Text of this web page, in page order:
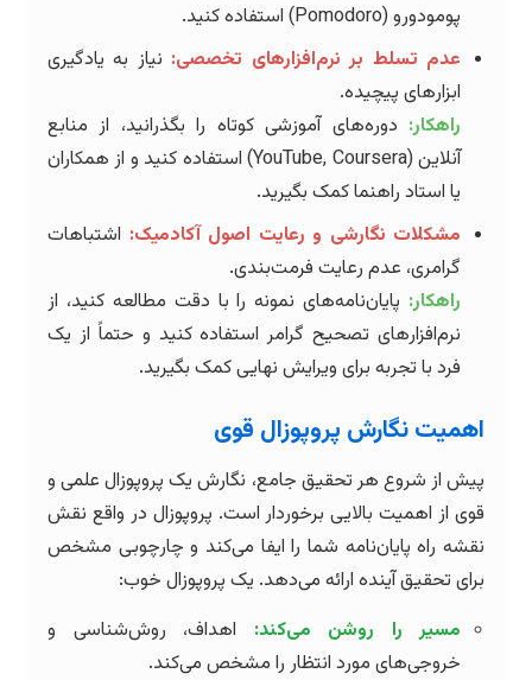
پومودورو (Pomodoro) استفاده کنید.
عدم تسلط بر نرم‌افزارهای تخصصی: نیاز به یادگیری
ابزارهای پیچیده.
راهکار: دوره‌های آموزشی کوتاه را بگذرانید، از منابع
آنلاین (YouTube, Coursera) استفاده کنید و از همکاران
یا استاد راهنما کمک بگیرید.
مشکلات نگارشی و رعایت اصول آکادمیک: اشتباهات
گرامری، عدم رعایت فرمت‌بندی.
راهکار: پایان‌نامه‌های نمونه را با دقت مطالعه کنید، از
نرم‌افزارهای تصحیح گرامر استفاده کنید و حتماً از یک
فرد با تجربه برای ویرایش نهایی کمک بگیرید.
اهمیت نگارش پروپوزال قوی
پیش از شروع هر تحقیق جامع، نگارش یک پروپوزال علمی و
قوی از اهمیت بالایی برخوردار است. پروپوزال در واقع نقش
نقشه راه پایان‌نامه شما را ایفا می‌کند و چارچوبی مشخص
برای تحقیق آینده ارائه می‌دهد. یک پروپوزال خوب:
مسیر را روشن می‌کند: اهداف، روش‌شناسی و
خروجی‌های مورد انتظار را مشخص می‌کند.